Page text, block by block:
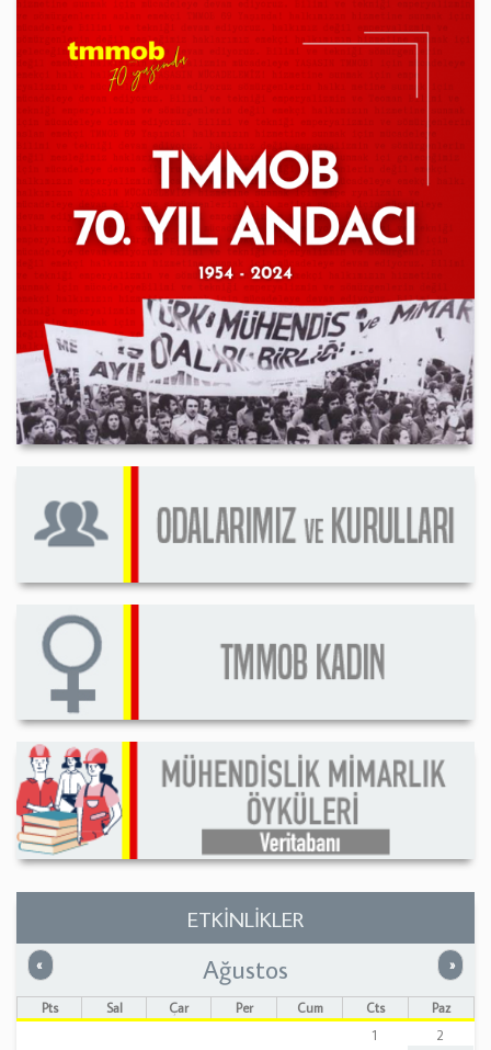
ETKİNLİKLER
« Önceki »
Ağustos
Pts Sal Çar Per Cum Cts
Paz
1
2